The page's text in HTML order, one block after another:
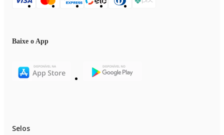
Baixe o App
Selos